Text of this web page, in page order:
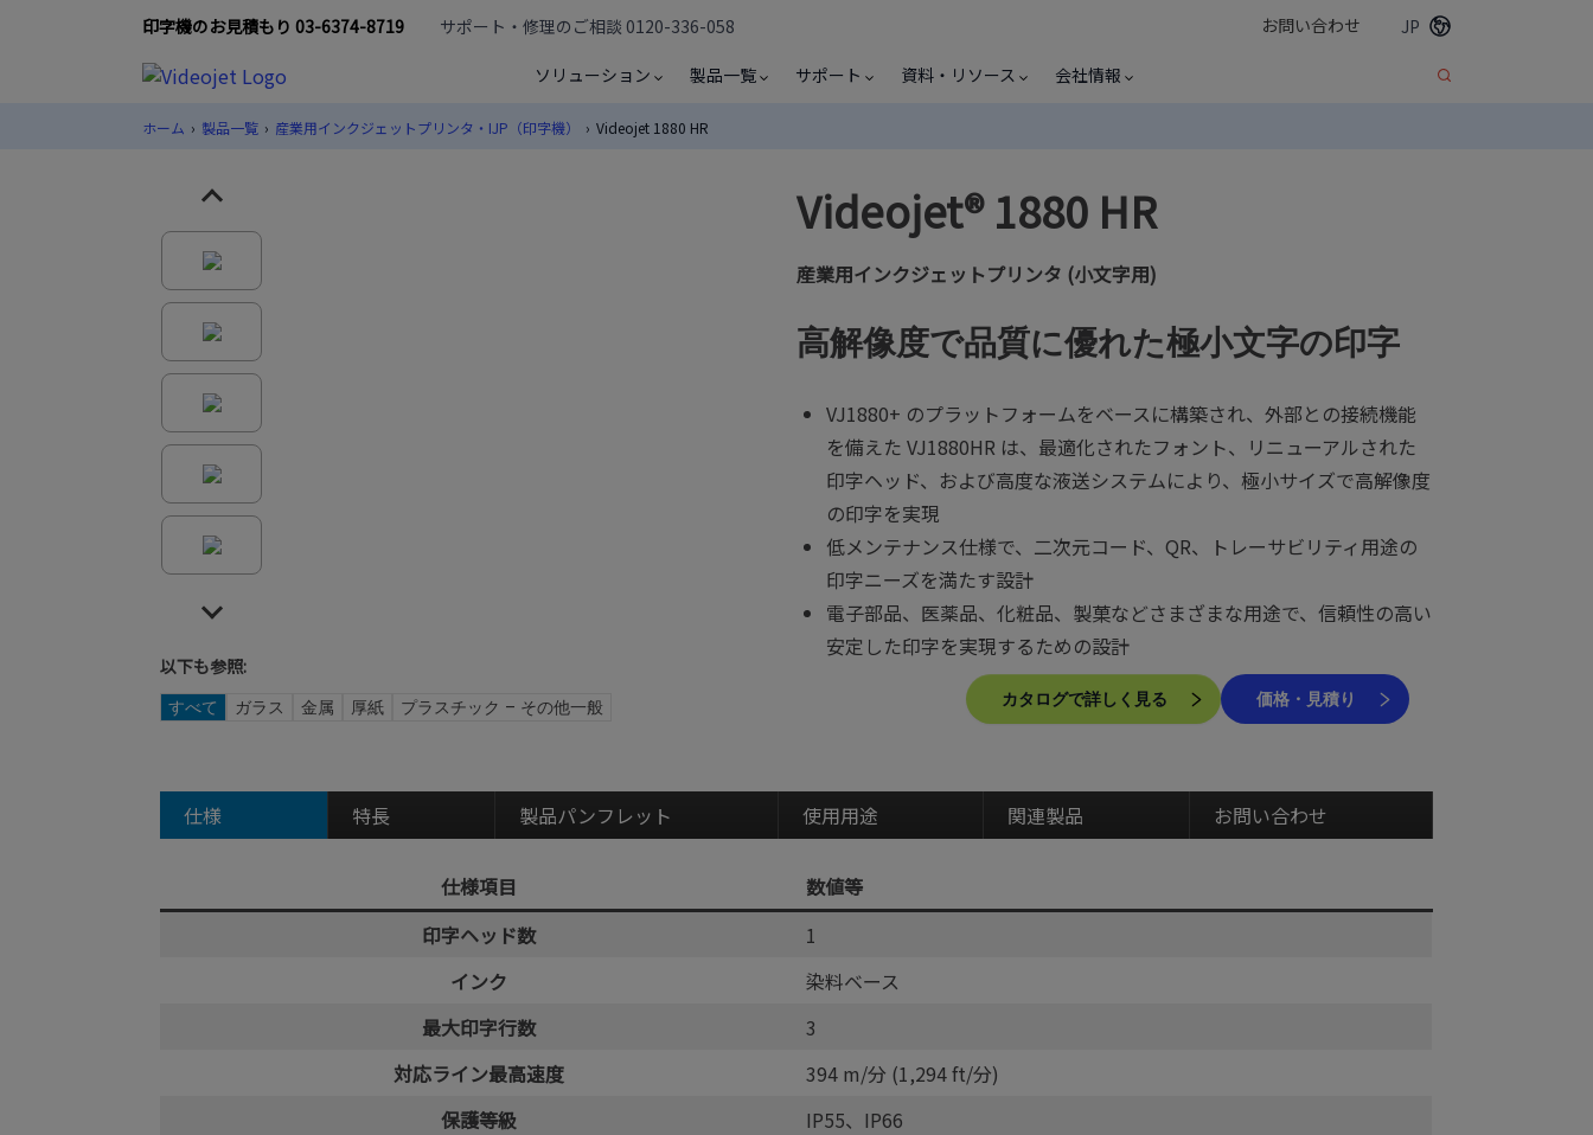
印字機のお見積もり 03-6374-8719 サポート・修理のご相談 0120-336-058 お問い合わせ JP
ソリューション 製品一覧 サポート 資料・リソース 会社情報
ホーム › 製品一覧 › 産業用インクジェットプリンタ・IJP（印字機） › Videojet 1880 HR
以下も参照:
すべて
ガラス 金属 厚紙 プラスチック – その他一般
Videojet®︎ 1880 HR
産業用インクジェットプリンタ (小文字用)
高解像度で品質に優れた極小文字の印字
VJ1880+ のプラットフォームをベースに構築され、外部との接続機能
を備えた VJ1880HR は、最適化されたフォント、リニューアルされた
印字ヘッド、および高度な液送システムにより、極小サイズで高解像度
の印字を実現
低メンテナンス仕様で、二次元コード、QR、トレーサビリティ用途の
印字ニーズを満たす設計
電子部品、医薬品、化粧品、製菓などさまざまな用途で、信頼性の高い
安定した印字を実現するための設計
カタログで詳しく見る 価格・見積り
仕様 特長 製品パンフレット 使用用途 関連製品 お問い合わせ
仕様項目
数値等
印字ヘッド数
1
インク
染料ベース
最大印字行数
3
対応ライン最高速度
394 m/分 (1,294 ft/分)
保護等級
IP55、IP66